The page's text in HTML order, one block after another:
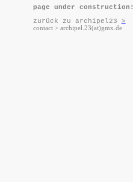
page under construction!
zurück zu archipel23 >
contact > archipel.23(at)gmx.de